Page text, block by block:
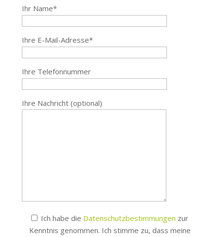
Ihr Name*
Ihre E-Mail-Adresse*
Ihre Telefonnummer
Ihre Nachricht (optional)
Ich habe die Datenschutzbestimmungen zur
Kenntnis genommen. Ich stimme zu, dass meine